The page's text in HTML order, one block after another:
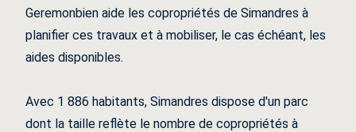
Geremonbien aide les copropriétés de Simandres à
planifier ces travaux et à mobiliser, le cas échéant, les
aides disponibles.
Avec 1 886 habitants, Simandres dispose d'un parc
dont la taille reflète le nombre de copropriétés à